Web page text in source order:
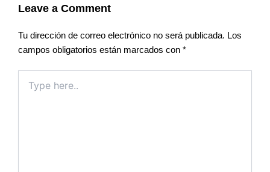
Leave a Comment
Tu dirección de correo electrónico no será publicada. Los
campos obligatorios están marcados con *
here..